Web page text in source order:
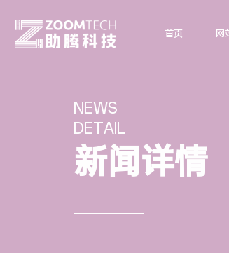
首页 网
NEWS
DETAIL
新闻详情